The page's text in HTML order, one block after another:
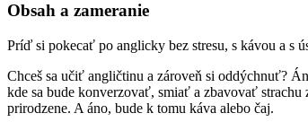
Obsah a zameranie
Príď si pokecať po anglicky bez stresu, s kávou a s
Chceš sa učiť angličtinu a zároveň si oddýchnuť?
kde sa bude konverzovať, smiať a zbavovať
prirodzene. A áno, bude k tomu káva alebo čaj.